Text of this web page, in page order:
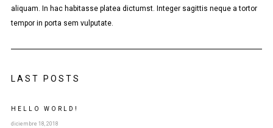
aliquam. In hac habitasse platea dictumst. Integer sagittis neque a tortor
tempor in porta sem vulputate.
LAST POSTS
HELLO WORLD!
diciembre 18, 2018